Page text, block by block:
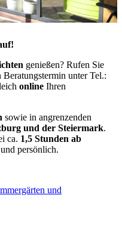
genießen? Rufen Sie
unter Tel.:
online Ihren
sowie in angrenzenden
und der Steiermark.
ca. 1,5 Stunden ab
persönlich.
und